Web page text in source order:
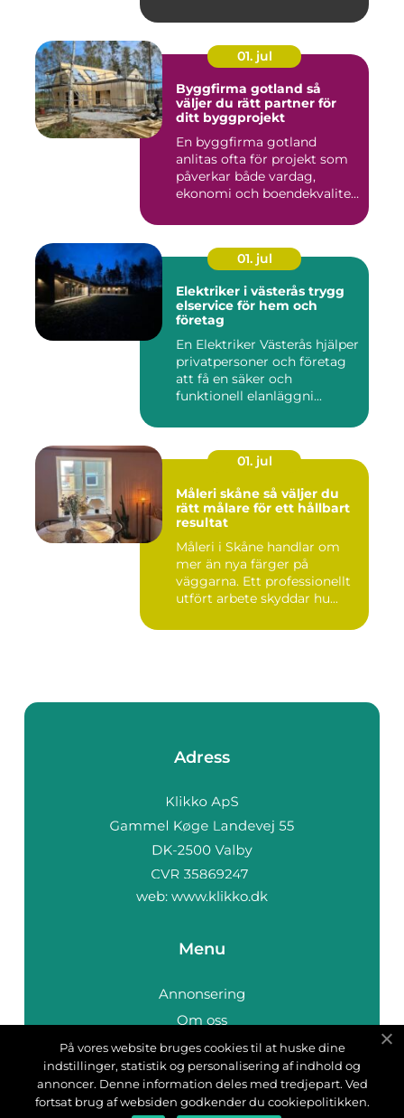
01. jul
Byggfirma gotland så
väljer du rätt partner för
ditt byggprojekt
En byggfirma gotland
anlitas ofta för projekt som
påverkar både vardag,
ekonomi och boendekvalitet
01. jul
Elektriker i västerås trygg
elservice för hem och
företag
En Elektriker Västerås hjälper
privatpersoner och företag
att få en säker och
funktionell elanläggni...
01. jul
Måleri skåne så väljer du
rätt målare för ett hållbart
resultat
Måleri i Skåne handlar om
mer än nya färger på
väggarna. Ett professionellt
utfört arbete skyddar hu...
Adress
web: www.klikko.dk
Menu
Annonsering
Om oss
Cookies
Kontakta oss
Sitemap
På vores website bruges cookies til at huske dine
indstillinger, statistik og personalisering af indhold og
annoncer. Denne information deles med tredjepart. Ved
fortsat brug af websiden godkender du cookiepolitikken.